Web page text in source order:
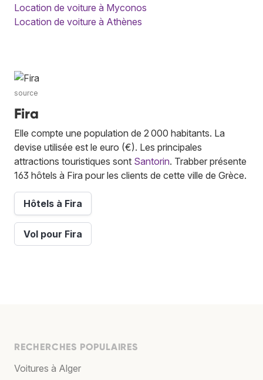
Location de voiture à Myconos
Location de voiture à Athènes
source
Fira
Elle compte une population de 2 000 habitants. La
devise utilisée est le euro (€). Les principales
attractions touristiques sont Santorin. Trabber présente
163 hôtels à Fira pour les clients de cette ville de Grèce.
Hôtels à Fira
Vol pour Fira
RECHERCHES POPULAIRES
Voitures à Alger